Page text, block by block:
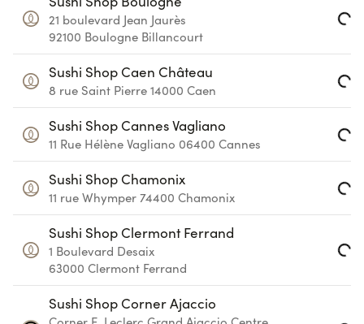
21 boulevard Jean Jaurès
92100 Boulogne Billancourt Loading...
Sushi Shop Caen Château
8 rue Saint Pierre 14000 Caen Loading...
Sushi Shop Cannes Vagliano
11 Rue Hélène Vagliano 06400 Cannes Loading...
Sushi Shop Chamonix
11 rue Whymper 74400 Chamonix Loading...
Sushi Shop Clermont Ferrand
1 Boulevard Desaix
63000 Clermont Ferrand Loading...
Sushi Shop Corner Ajaccio